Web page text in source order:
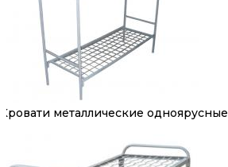
Кровати металлические одноярусные